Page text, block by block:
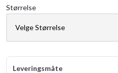
Størrelse
Leveringsmåte